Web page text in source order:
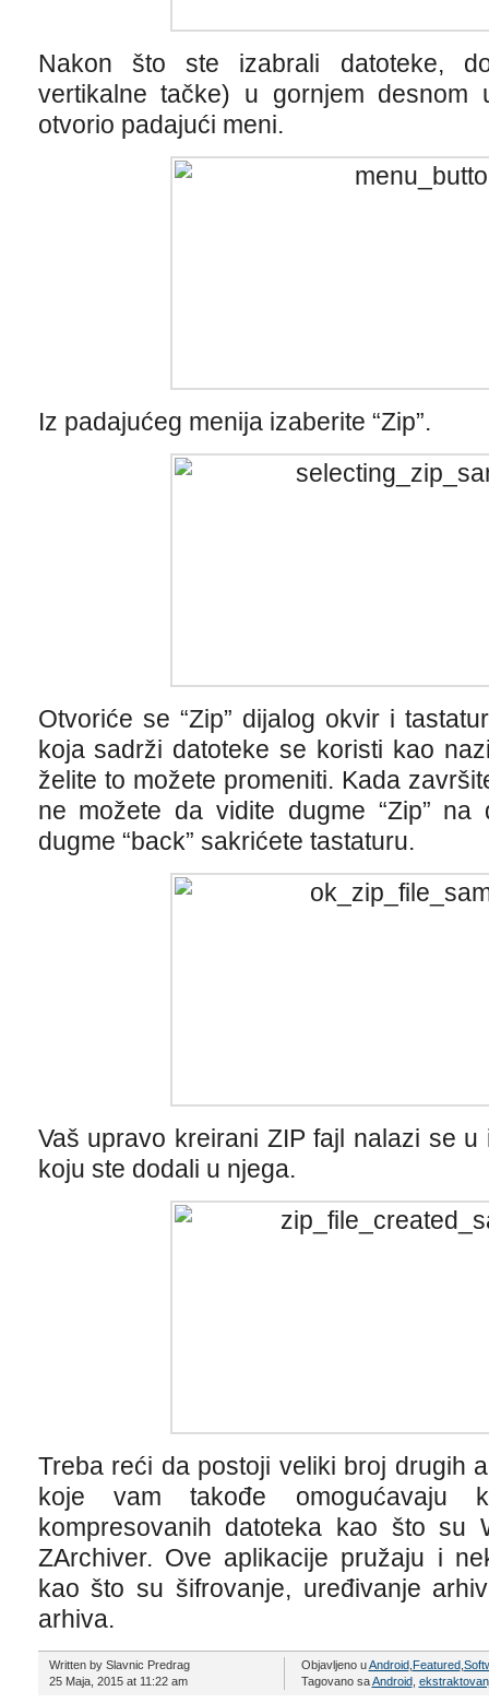
Nakon što ste izabrali datoteke,
vertikalne tačke) u gornjem
otvorio padajući meni.
Iz padajućeg menija izaberite “Zip”.
Otvoriće se “Zip” dijalog okvir i
koja sadrži datoteke se koristi kao
želite to možete promeniti. Kada
ne možete da vidite dugme “Zip” na
dugme “back” sakrićete tastaturu.
Vaš upravo kreirani ZIP fajl nalazi se
koju ste dodali u njega.
Treba reći da postoji veliki broj drugih
koje vam takođe omogućavaju
kompresovanih datoteka kao što su
ZArchiver. Ove aplikacije pružaju i
kao što su šifrovanje, uređivanje
arhiva.
Written by Slavnic Predrag
25 Maja, 2015 at 11:22 am
Objavljeno uAndroid, Featured,
Tagovano saAndroid,